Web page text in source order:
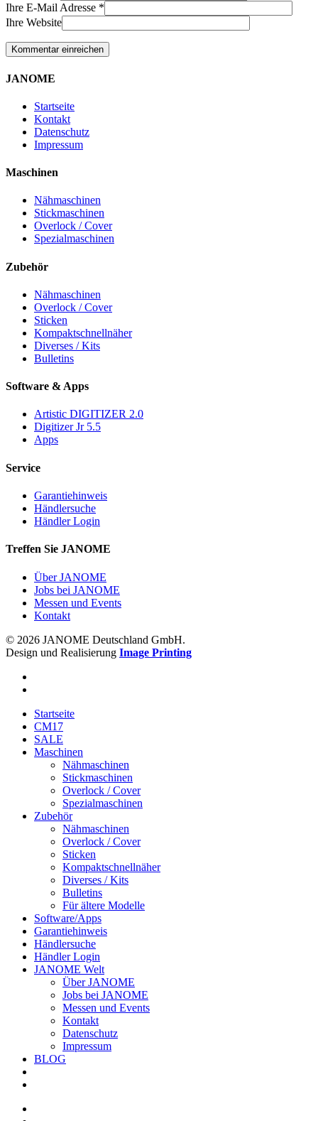
Ihre E-Mail Adresse *
Ihre Website
JANOME
Startseite
Kontakt
Datenschutz
Impressum
Maschinen
Nähmaschinen
Stickmaschinen
Overlock / Cover
Spezialmaschinen
Zubehör
Nähmaschinen
Overlock / Cover
Sticken
Kompaktschnellnäher
Diverses / Kits
Bulletins
Software & Apps
Artistic DIGITIZER 2.0
Digitizer Jr 5.5
Apps
Service
Garantiehinweis
Händlersuche
Händler Login
Treffen Sie JANOME
Über JANOME
Jobs bei JANOME
Messen und Events
Kontakt
© 2026 JANOME Deutschland GmbH.
Design und Realisierung Image Printing
Startseite
CM17
SALE
Maschinen
Nähmaschinen
Stickmaschinen
Overlock / Cover
Spezialmaschinen
Zubehör
Nähmaschinen
Overlock / Cover
Sticken
Kompaktschnellnäher
Diverses / Kits
Bulletins
Für ältere Modelle
Software/Apps
Garantiehinweis
Händlersuche
Händler Login
JANOME Welt
Über JANOME
Jobs bei JANOME
Messen und Events
Kontakt
Datenschutz
Impressum
BLOG